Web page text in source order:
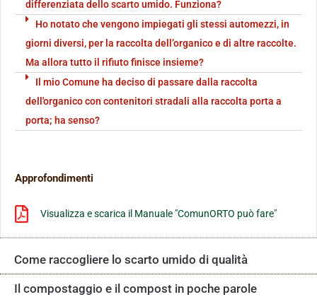
Come raccogliere lo scarto umido di qualità
Il compostaggio e il compost in poche parole
differenziata dello scarto umido. Funziona?
Ho notato che vengono impiegati gli stessi automezzi, in
giorni diversi, per la raccolta dell’organico e di altre raccolte.
Ma allora tutto il rifiuto finisce insieme?
Il mio Comune ha deciso di passare dalla raccolta
dell'organico con contenitori stradali alla raccolta porta a
porta; ha senso?
Approfondimenti
Visualizza e scarica il Manuale "ComunORTO può fare"